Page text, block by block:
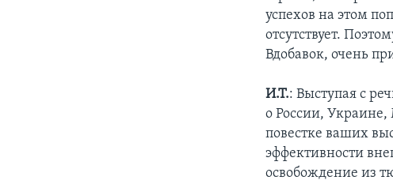
успехов на этом
отсутствует.
Вдобавок, очень
И.Т.: Выступая с
о России, Украине,
повестке ваших
эффективности
освобождение из